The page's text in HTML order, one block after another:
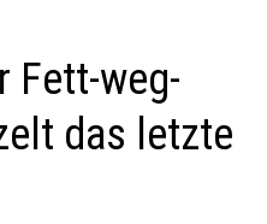
Fett-weg-
das letzte